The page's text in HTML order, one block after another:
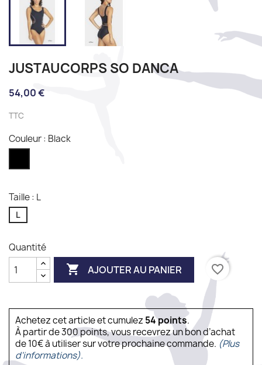
JUSTAUCORPS SO DANCA
54,00 €
TTC
Couleur : Black
Taille : L
L
Quantité
 AJOUTER AU PANIER favorite_border
Achetez cet article et cumulez 54points.
À partir de 300 points, vous recevrez un bon d’achat
de 10€ à utiliser sur votre prochaine commande. (Plus
d'informations).